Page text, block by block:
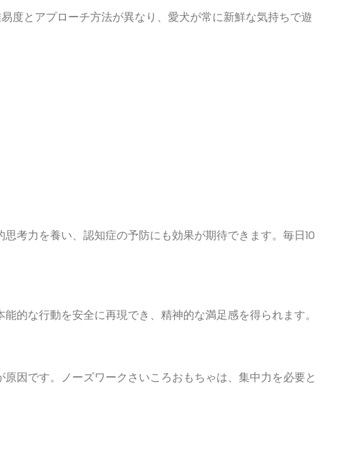
度とアプローチ方法が異なり、愛犬が常に新鮮な気持ちで遊
考力を養い、認知症の予防にも効果が期待できます。毎日10
的な行動を安全に再現でき、精神的な満足感を得られます。
因です。ノーズワークさいころおもちゃは、集中力を必要と